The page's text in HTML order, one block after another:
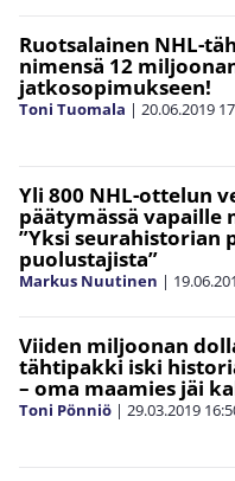
Ruotsalainen NHL-
nimensä 12
jatkosopimukseen!
Toni Tuomala | 20.06.2019
Yli 800 NHL-ottelun
päätymässä vapaille
”Yksi seurahistorian
puolustajista”
Markus Nuutinen |
Viiden miljoonan
tähtipakki iski
– oma maamies jäi
Toni Pönniö | 29.03.2019